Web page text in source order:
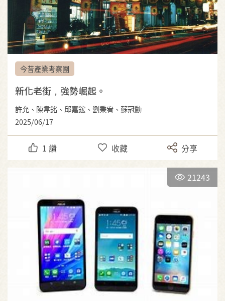
今昔產業考察團
新化老街，強勢崛起。
許允、陳韋銘、邱嘉鋐、劉秉宥、蘇冠勳
2025/06/17
1 讚 收藏 分享
21243